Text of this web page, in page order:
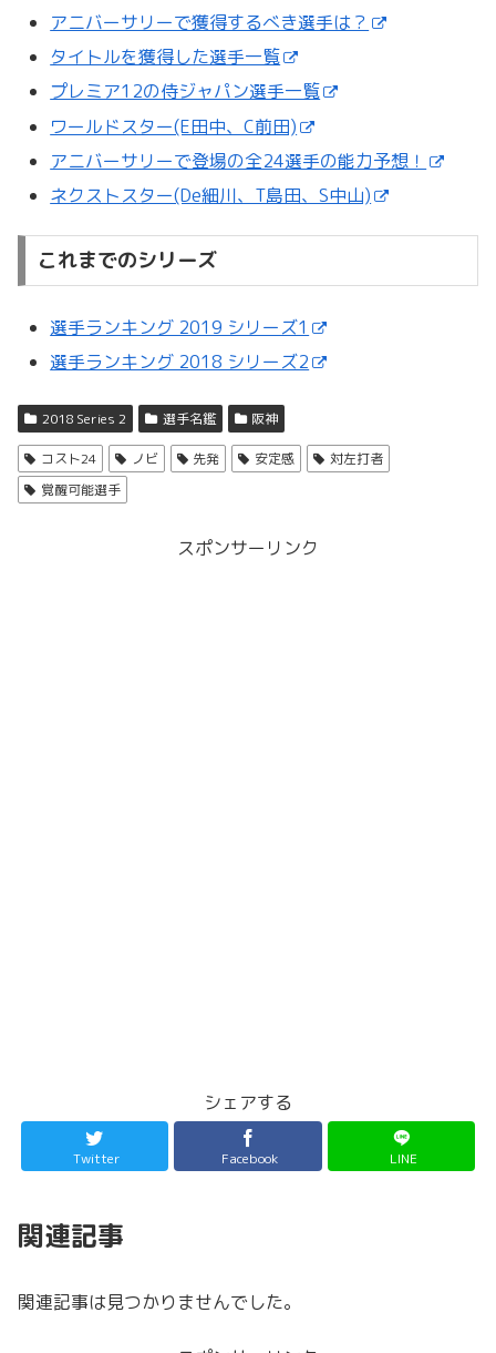
アニバーサリーで獲得するべき選手は？
タイトルを獲得した選手一覧
プレミア12の侍ジャパン選手一覧
ワールドスター(E田中、C前田)
アニバーサリーで登場の全24選手の能力予想！
ネクストスター(De細川、T島田、S中山)
これまでのシリーズ
選手ランキング 2019 シリーズ1
選手ランキング 2018 シリーズ2
2018 Series 2 選手名鑑 阪神
コスト24 ノビ 先発 安定感
対左打者
覚醒可能選手
スポンサーリンク
シェアする
Twitter Facebook LINE
関連記事
関連記事は見つかりませんでした。